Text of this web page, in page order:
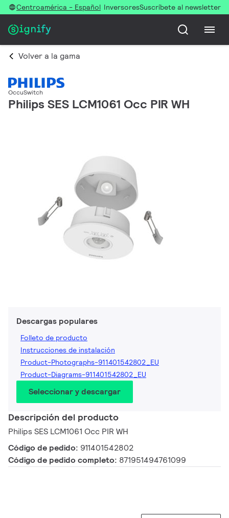
Centroamérica - Español InversoresSuscríbete al newsletter
Volver a la gama
OccuSwitch
Philips SES LCM1061 Occ PIR WH
Descargas populares
Folleto de producto
Instrucciones de instalación
Product-Photographs-911401542802_EU
Product-Diagrams-911401542802_EU
Seleccionar y descargar
Descripción del producto
Philips SES LCM1061 Occ PIR WH
Código de pedido: 911401542802
Código de pedido completo: 871951494761099